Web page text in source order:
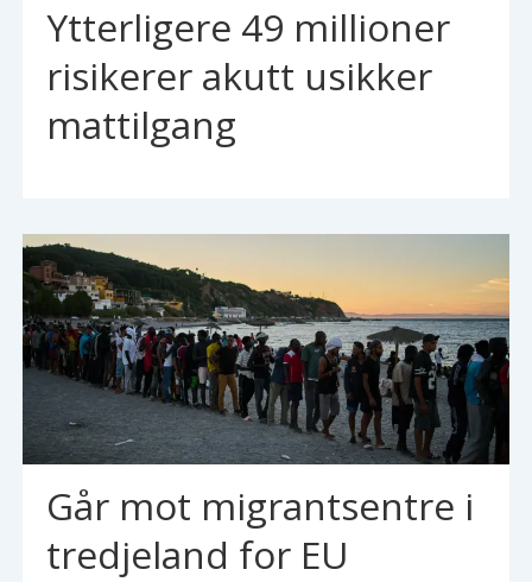
Ytterligere 49 millioner
risikerer akutt usikker
mattilgang
Går mot migrantsentre i
tredjeland for EU